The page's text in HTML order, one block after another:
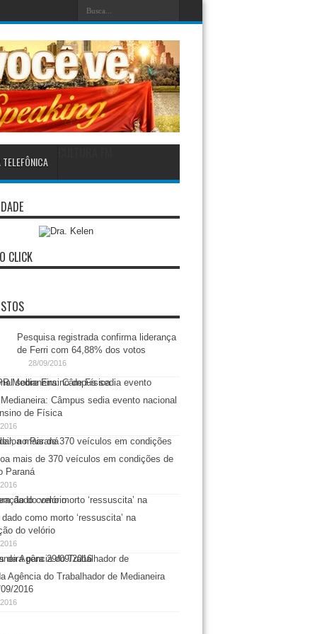
CLICK
Pesquisa registrada confirma liderança
de Ferri com 64,88% dos votos
28/09/2016
Câmpus sedia evento nacional
de Física
mais de 370 veículos em condições de
Paraná
dado como morto ‘ressuscita’ na
do velório
Agência do Trabalhador de Medianeira
2016